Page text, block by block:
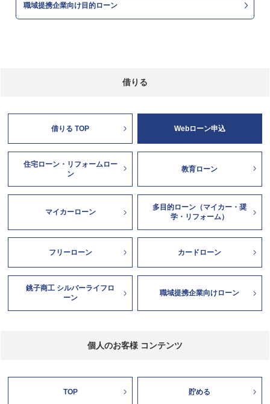
職域提携企業向け目的ローン
借りる
借りる TOP Webローン申込
住宅ローン・リフォームロー
ン
教育ローン
マイカーローン
多目的ローン（マイカー・奨
学・リフォーム）
フリーローン カードローン
銚子商工 シルバーライフロ
ーン
職域提携企業向けローン
個人のお客様 コンテンツ
TOP 貯める